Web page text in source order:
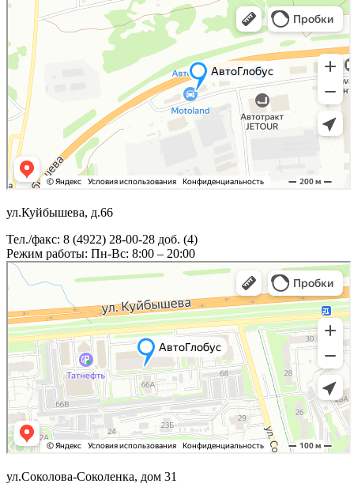
ул.Куйбышева, д.66
Тел./факс: 8 (4922) 28-00-28 доб. (4)
Режим работы: Пн-Вс: 8:00 – 20:00
ул.Соколова-Соколенка, дом 31